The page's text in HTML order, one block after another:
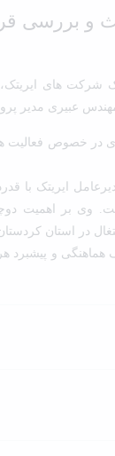
و بررسی
شرکت های ایریتک،
عبیری مدیر
در خصوص فعالیت
ایریتک با
وی بر اهمیت
در استان
هماهنگی و پیشبرد